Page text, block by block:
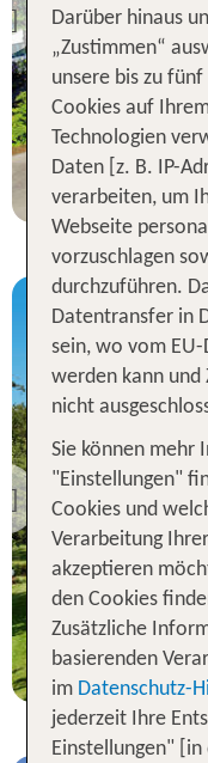
Previous
Previous
Darüber hinaus
„Zustimmen“
unsere bis zu
Cookies auf
Technologien
Daten [z. B. IP-
verarbeiten, um
Webseite
vorzuschlagen
durchzuführen.
Datentransfer in
sein, wo vom
werden kann
nicht
Sie können mehr
"Einstellungen"
Cookies und
Verarbeitung
akzeptieren
den Cookies
Zusätzliche
basierenden
im Datenschutz-
jederzeit Ihre
Einstellungen" [in